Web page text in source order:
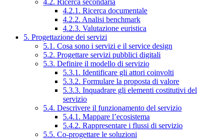
4.2. Ricerca secondaria
4.2.1. Ricerca documentale
4.2.2. Analisi benchmark
4.2.3. Valutazione euristica
5. Progettazione dei servizi
5.1. Cosa sono i servizi e il service design
5.2. Progettare servizi pubblici digitali
5.3. Definire il modello di servizio
5.3.1. Identificare gli attori coinvolti
5.3.2. Formulare la proposta di valore
5.3.3. Inquadrare gli elementi costitutivi del
servizio
5.4. Descrivere il funzionamento del servizio
5.4.1. Mappare l’ecosistema
5.4.2. Rappresentare i flussi di servizio
5.5. Co-progettare le soluzioni